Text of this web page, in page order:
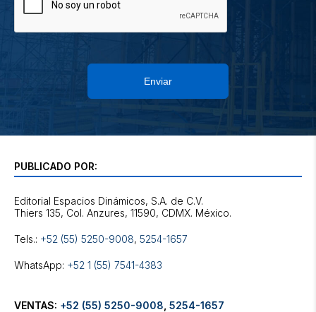
Enviar
PUBLICADO POR:
Editorial Espacios Dinámicos, S.A. de C.V.
Tels.: +52 (55) 5250-9008, 5254-1657
WhatsApp: +52 1 (55) 7541-4383
VENTAS: +52 (55) 5250-9008 5254-1657